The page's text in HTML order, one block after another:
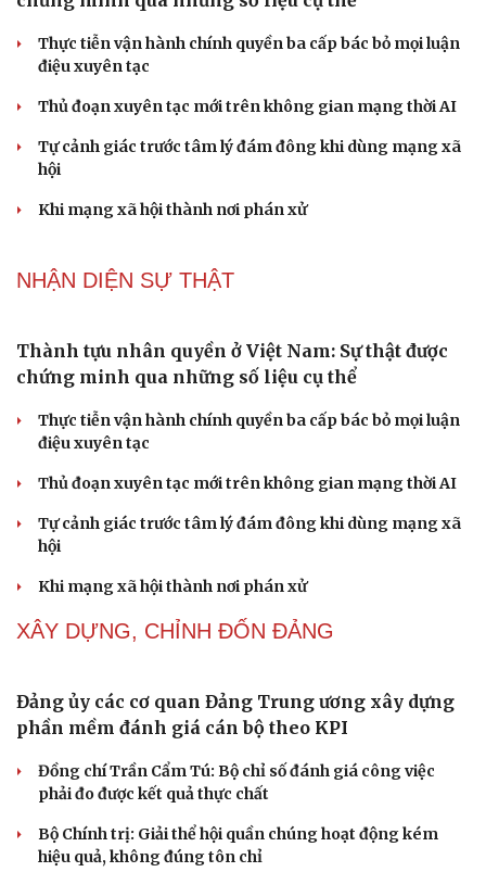
"Loạn" biển hiệu tiếng nước ngoài: Đã đến lúc
chấn chỉnh
Lời đề nghị của người tình trẻ về chuyện có con chung
khiến tôi bế tắc ở tuổi 80
Du lịch biển Việt Nam: Muốn bứt phá phải vượt khỏi lợi
thế tự nhiên
phát hiện mắc bệnh tình dục
NHẬN DIỆN SỰ THẬT
Thành tựu nhân quyền ở Việt Nam: Sự thật được
điệu xuyên tạc
hội
NHẬN DIỆN SỰ THẬT
chứng minh qua những số liệu cụ thể